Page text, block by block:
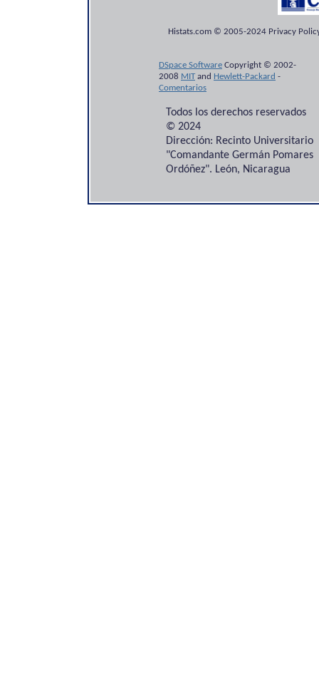
Histats.com © 2005-2024 Privacy
DSpace Software Copyright © 2002-
2008 MITand Hewlett-Packard -
Comentarios
Todos los derechos reservados
© 2024
Dirección: Recinto Universitario
"Comandante Germán Pomares
Ordóñez". León, Nicaragua